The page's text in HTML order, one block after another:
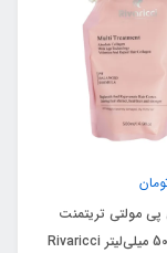
پی مولتی تریتمنت
ریواریچی 500 میلی‌لیتر Rivaricci